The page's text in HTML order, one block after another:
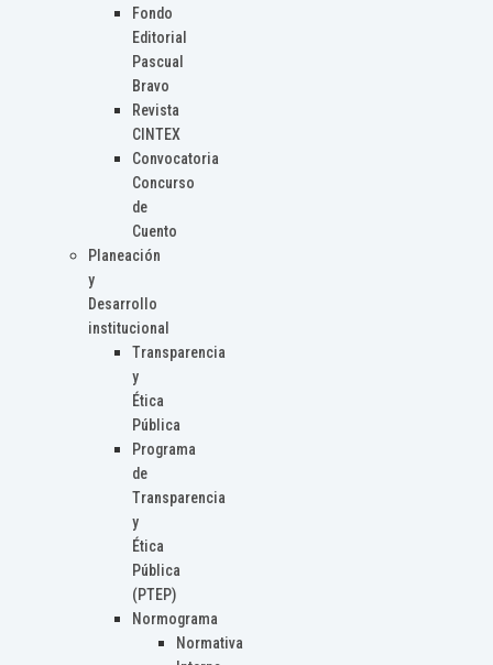
Fondo
Editorial
Pascual
Bravo
Revista
CINTEX
Convocatoria
Concurso
de
Cuento
Planeación
y
Desarrollo
institucional
Transparencia
y
Ética
Pública
Programa
de
Transparencia
y
Ética
Pública
(PTEP)
Normograma
Normativa